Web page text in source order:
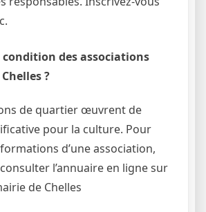
condition des associations
?
de quartier œuvrent de
pour la culture. Pour
d’une association,
l’annuaire en ligne sur
de Chelles